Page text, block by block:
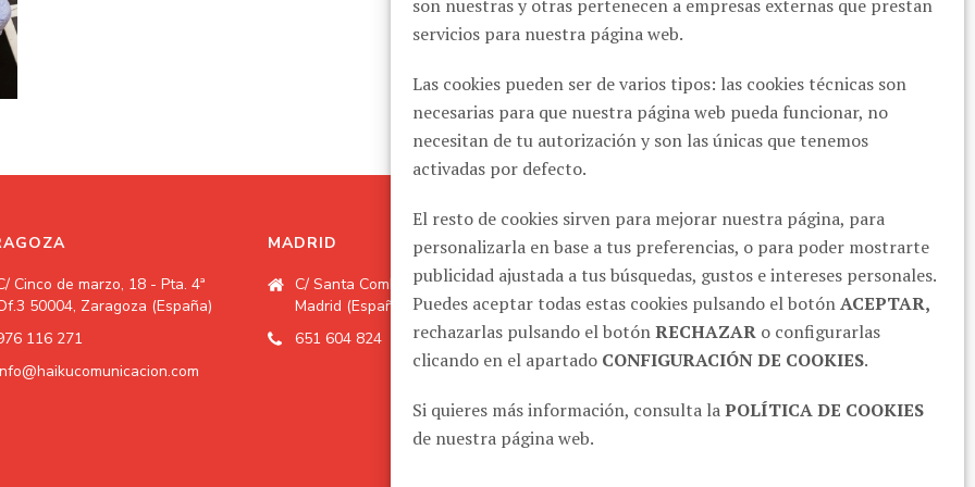
son nuestras y otras pertenecen a empresas externas que prestan
servicios para nuestra página web.
Las cookies pueden ser de varios tipos: las cookies técnicas son
necesarias para que nuestra página web pueda funcionar, no
necesitan de tu autorización y son las únicas que tenemos
activadas por defecto.
El resto de cookies sirven para mejorar nuestra página, para
personalizarla en base a tus preferencias, o para poder mostrarte
publicidad ajustada a tus búsquedas, gustos e intereses personales.
Puedes aceptar todas estas cookies pulsando el botónACEPTAR,
rechazarlas pulsando el botónRECHAZAR o configurarlas
clicando en el apartado CONFIGURACIÓN DE COOKIES.
Si quieres más información, consulta laPOLÍTICA DE COOKIES
de nuestra página web.
Cinco de marzo, 18 - Pta. 4ª
50004, Zaragoza (España)
116 271
MADRID
C/ Santa Comba, 2 28008,
Madrid (España)
651 604 824
SÍGUENOS EN REDES